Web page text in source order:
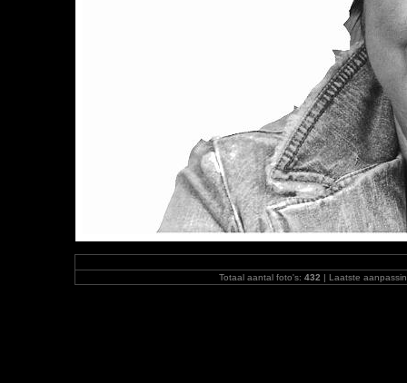
Totaal aantal foto's: 432 | Laatste